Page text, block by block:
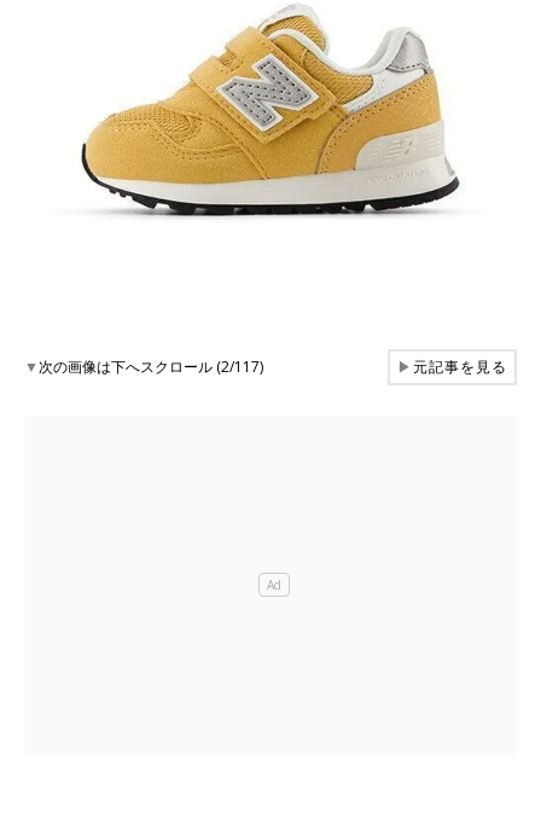
▼次の画像は下へスクロール (2/117) ▶元記事を見る